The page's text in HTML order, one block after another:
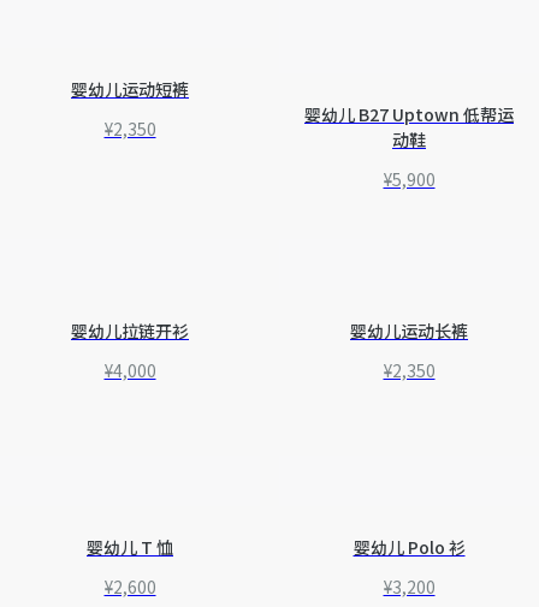
婴幼儿运动短裤
¥2,350
婴幼儿 B27 Uptown 低帮运
动鞋
¥5,900
婴幼儿拉链开衫
¥4,000
婴幼儿运动长裤
¥2,350
婴幼儿 T 恤
¥2,600
婴幼儿 Polo 衫
¥3,200